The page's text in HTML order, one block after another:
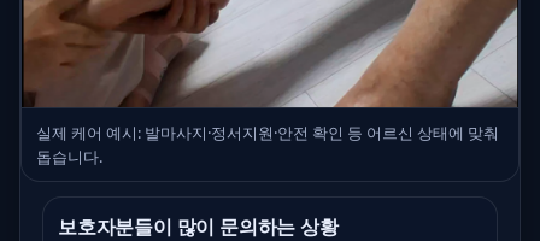
실제 케어 예시: 발마사지·정서지원·안전 확인 등 어르신 상태에 맞춰
돕습니다.
보호자분들이 많이 문의하는 상황